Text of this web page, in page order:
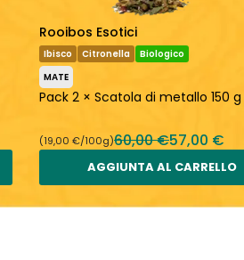
Rooibos Esotici
Ibisco Citronella
Biologico
MATE
Pack 2 × Scatola di metallo 150 g
(19,00 €/100g)60,00 €57,00 €
AGGIUNTA AL CARRELLO